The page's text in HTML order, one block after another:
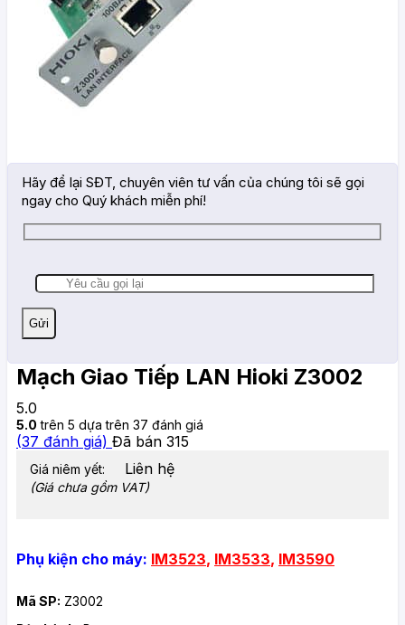
Hãy để lại SĐT, chuyên viên tư vấn của chúng tôi sẽ gọi
ngay cho Quý khách miễn phí!
Mạch Giao Tiếp LAN Hioki Z3002
5.0
5.0 trên 5 dựa trên 37 đánh giá
(37 đánh giá) Đã bán 315
Giá niêm yết: Liên hệ
(Giá chưa gồm VAT)
Phụ kiện cho máy: IM3523, IM3533, IM3590
Mã SP: Z3002